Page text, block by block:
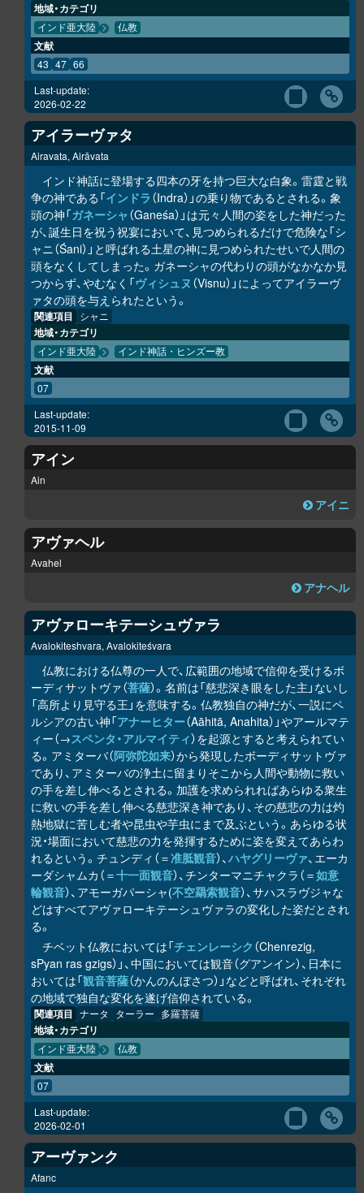
地域・カテゴリ
インド亜大陸 仏教
文献
43 47 66
Last-update:
2026-02-22
アイラーヴァタ
Airavata, Airāvata
インド神話に登場する四本の牙を持つ巨大な白象。雷霆と戦
争の神である「インドラ （Indra）」の乗り物であるとされる。象
頭の神「ガネーシャ（Ganeśa）」は元々人間の姿をした神だった
が、誕生日を祝う祝宴において、見つめられるだけで危険な「シ
ャニ（Śani）」と呼ばれる土星の神に見つめられたせいで人間の
頭をなくしてしまった。ガネーシャの代わりの頭がなかなか見
つからず、やむなく「ヴィシュヌ （Visnu）」によってアイラーヴ
ァタの頭を与えられたという。
関連項目 シャニ
地域・カテゴリ
インド亜大陸 インド神話・ヒンズー教
文献
07
Last-update:
2015-11-09
アイン
Ain
アイニ
アヴァヘル
Avahel
アナヘル
アヴァローキテーシュヴァラ
Avalokiteshvara, Avalokiteśvara
仏教における仏尊の一人で、広範囲の地域で信仰を受けるボ
ーディサットヴァ（菩薩）。名前は「慈悲深き眼をした主」ないし
「高所より見守る王」を意味する。仏教独自の神だが、一説にペ
ルシアの古い神「アナーヒター（Aāhitā, Anahita）」やアールマテ
ィー（→スペンタ・アルマイティ）を起源とすると考えられてい
る。アミターバ（阿弥陀如来）から発現したボーディサットヴァ
であり、アミターバの浄土に留まりそこから人間や動物に救い
の手を差し伸べるとされる。加護を求められればあらゆる衆生
に救いの手を差し伸べる慈悲深き神であり、その慈悲の力は灼
熱地獄に苦しむ者や昆虫や芋虫にまで及ぶという。あらゆる状
況・場面において慈悲の力を発揮するために姿を変えてあらわ
れるという。チュンディ（＝准胝観音）、ハヤグリーヴァ、エーカ
ーダシャムカ（＝十一面観音）、チンターマニチャクラ（＝如意
輪観音）、アモーガパーシャ(不空羂索観音）、サハスラヴジャな
どはすべてアヴァローキテーシュヴァラの変化した姿だとされ
る。
チベット仏教においては「チェンレーシク （Chenrezig,
sPyan ras gzigs）」、中国においては観音（グアンイン）、日本に
おいては「観音菩薩（かんのんぼさつ）」などと呼ばれ、それぞれ
の地域で独自な変化を遂げ信仰されている。
関連項目 ナータ ターラー 多羅菩薩
地域・カテゴリ
インド亜大陸 仏教
文献
07
Last-update:
2026-02-01
アーヴァンク
Afanc